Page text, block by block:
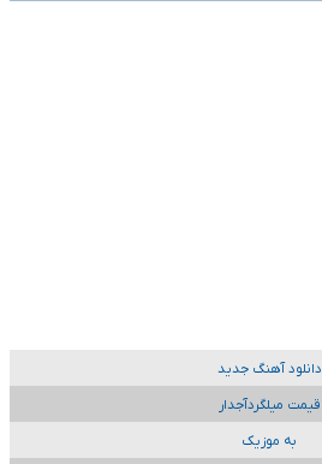
دانلود آهنگ جدید
قیمت میلگردآجدار
به موزیک